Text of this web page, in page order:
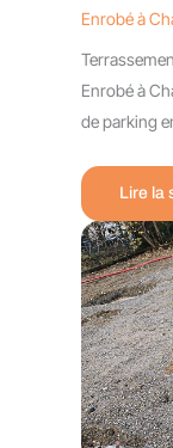
Enrobé à
Enrobé à
de parking
Lire la